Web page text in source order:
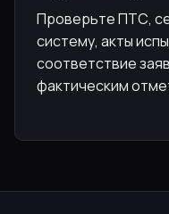
Проверьте ПТС,
систему, акты
соответствие
фактическим